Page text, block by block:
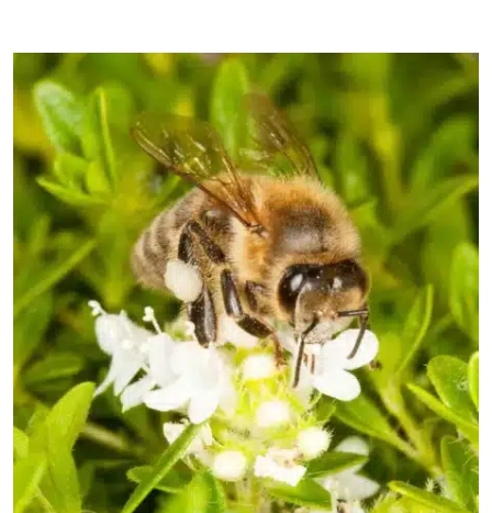
více
variant.
Možnosti
lze
vybrat
na
stránce
produktu